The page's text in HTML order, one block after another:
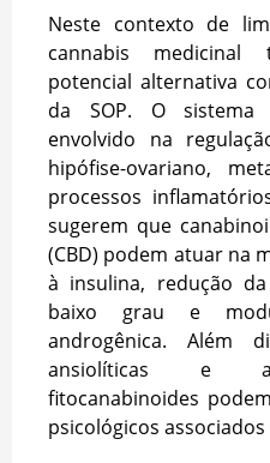
Neste contexto de
cannabis
potencial alternativa
da SOP. O sistema
envolvido na
hipófise-ovariano,
processos
sugerem que
(CBD) podem atuar na
à insulina, redução
baixo grau e
androgênica. Além
ansiolíticas e
fitocanabinoides
psicológicos